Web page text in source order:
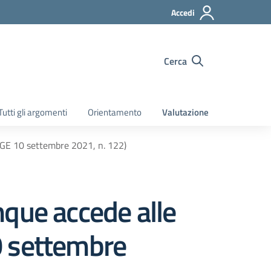
Accedi
Cerca
gli argomenti Orientamento Valutazione
10 settembre 2021, n. 122)
accede alle
settembre